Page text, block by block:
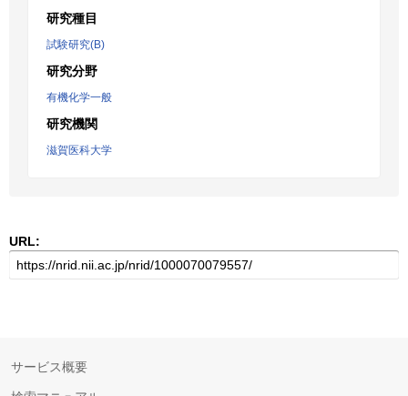
研究種目
試験研究(B)
研究分野
有機化学一般
研究機関
滋賀医科大学
URL:
サービス概要